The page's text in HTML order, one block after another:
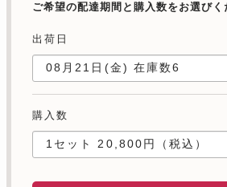
ご希望の配達期間と購入数をお選びく
出荷日
購入数